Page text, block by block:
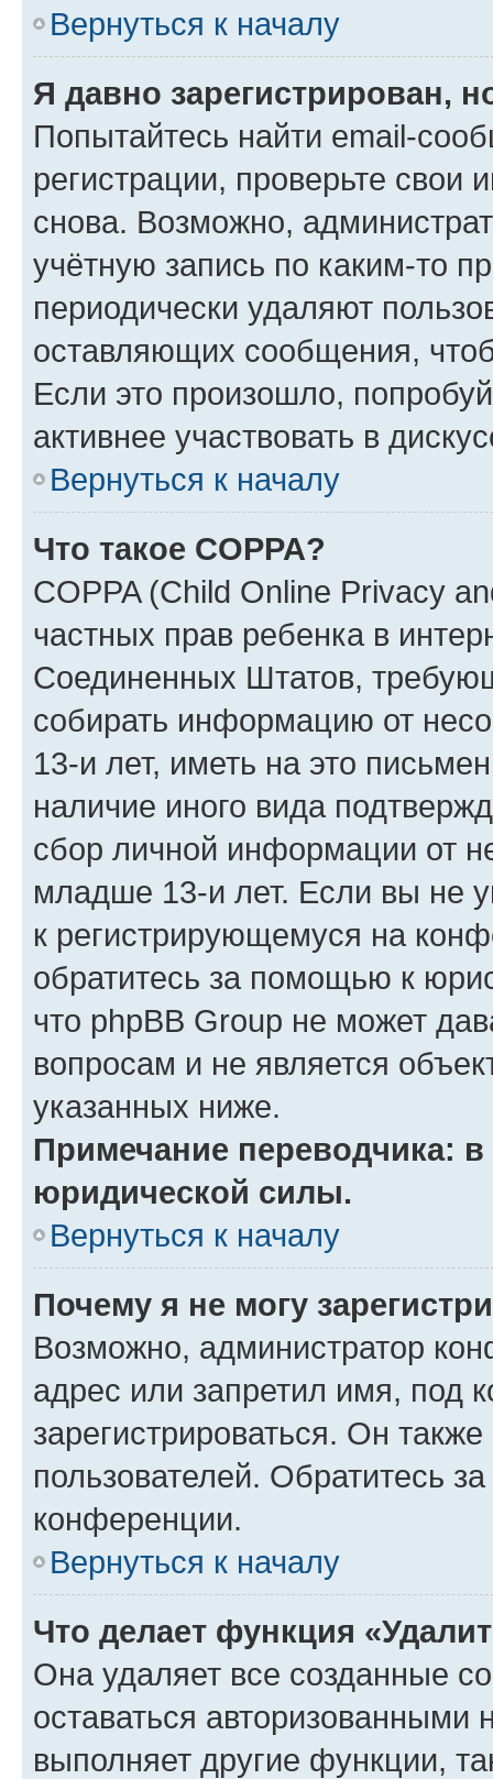
Вернуться к началу
Я давно зарегистрирован,
Попытайтесь найти email-
регистрации, проверьте свои
снова. Возможно,
учётную запись по каким-то
периодически удаляют
оставляющих сообщения,
Если это произошло,
активнее участвовать в
Вернуться к началу
Что такое COPPA?
COPPA (Child Online Privacy
частных прав ребенка в
Соединенных Штатов,
собирать информацию от
13-и лет, иметь на это
наличие иного вида
сбор личной информации от
младше 13-и лет. Если вы не
к регистрирующемуся на
обратитесь за помощью к
что phpBB Group не может
вопросам и не является
указанных ниже.
Примечание переводчика:
юридической силы.
Вернуться к началу
Почему я не могу
Возможно, администратор
адрес или запретил имя, под
зарегистрироваться. Он
пользователей. Обратитесь
конференции.
Вернуться к началу
Что делает функция
Она удаляет все созданные
оставаться авторизованными
выполняет другие функции,